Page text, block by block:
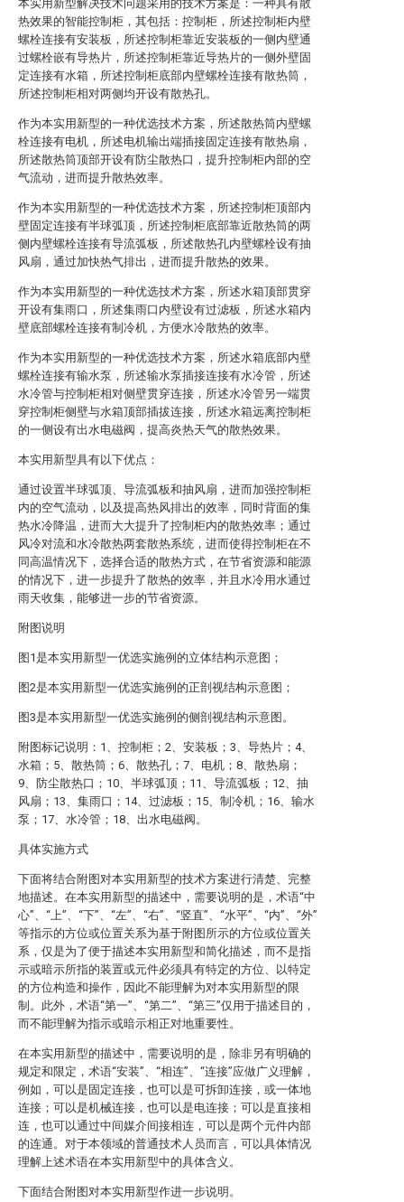
本实用新型解决技术问题采用的技术方案是：一种具有散
热效果的智能控制柜，其包括：控制柜，所述控制柜内壁
螺栓连接有安装板，所述控制柜靠近安装板的一侧内壁通
过螺栓嵌有导热片，所述控制柜靠近导热片的一侧外壁固
定连接有水箱，所述控制柜底部内壁螺栓连接有散热筒，
所述控制柜相对两侧均开设有散热孔。
作为本实用新型的一种优选技术方案，所述散热筒内壁螺
栓连接有电机，所述电机输出端插接固定连接有散热扇，
所述散热筒顶部开设有防尘散热口，提升控制柜内部的空
气流动，进而提升散热效率。
作为本实用新型的一种优选技术方案，所述控制柜顶部内
壁固定连接有半球弧顶，所述控制柜底部靠近散热筒的两
侧内壁螺栓连接有导流弧板，所述散热孔内壁螺栓设有抽
风扇，通过加快热气排出，进而提升散热的效果。
作为本实用新型的一种优选技术方案，所述水箱顶部贯穿
开设有集雨口，所述集雨口内壁设有过滤板，所述水箱内
壁底部螺栓连接有制冷机，方便水冷散热的效率。
作为本实用新型的一种优选技术方案，所述水箱底部内壁
螺栓连接有输水泵，所述输水泵插接连接有水冷管，所述
水冷管与控制柜相对侧壁贯穿连接，所述水冷管另一端贯
穿控制柜侧壁与水箱顶部插拔连接，所述水箱远离控制柜
的一侧设有出水电磁阀，提高炎热天气的散热效果。
本实用新型具有以下优点：
通过设置半球弧顶、导流弧板和抽风扇，进而加强控制柜
内的空气流动，以及提高热风排出的效率，同时背面的集
热水冷降温，进而大大提升了控制柜内的散热效率；通过
风冷对流和水冷散热两套散热系统，进而使得控制柜在不
同高温情况下，选择合适的散热方式，在节省资源和能源
的情况下，进一步提升了散热的效率，并且水冷用水通过
雨天收集，能够进一步的节省资源。
附图说明
图1是本实用新型一优选实施例的立体结构示意图；
图2是本实用新型一优选实施例的正剖视结构示意图；
图3是本实用新型一优选实施例的侧剖视结构示意图。
附图标记说明：1、控制柜；2、安装板；3、导热片；4、
水箱；5、散热筒；6、散热孔；7、电机；8、散热扇；
9、防尘散热口；10、半球弧顶；11、导流弧板；12、抽
风扇；13、集雨口；14、过滤板；15、制冷机；16、输水
泵；17、水冷管；18、出水电磁阀。
具体实施方式
下面将结合附图对本实用新型的技术方案进行清楚、完整
地描述。在本实用新型的描述中，需要说明的是，术语“中
心”、“上”、“下”、“左”、“右”、“竖直”、“水平”、“内”、“外”
等指示的方位或位置关系为基于附图所示的方位或位置关
系，仅是为了便于描述本实用新型和简化描述，而不是指
示或暗示所指的装置或元件必须具有特定的方位、以特定
的方位构造和操作，因此不能理解为对本实用新型的限
制。此外，术语“第一”、“第二”、“第三”仅用于描述目的，
而不能理解为指示或暗示相正对地重要性。
在本实用新型的描述中，需要说明的是，除非另有明确的
规定和限定，术语“安装”、“相连”、“连接”应做广义理解，
例如，可以是固定连接，也可以是可拆卸连接，或一体地
连接；可以是机械连接，也可以是电连接；可以是直接相
连，也可以通过中间媒介间接相连，可以是两个元件内部
的连通。对于本领域的普通技术人员而言，可以具体情况
理解上述术语在本实用新型中的具体含义。
下面结合附图对本实用新型作进一步说明。